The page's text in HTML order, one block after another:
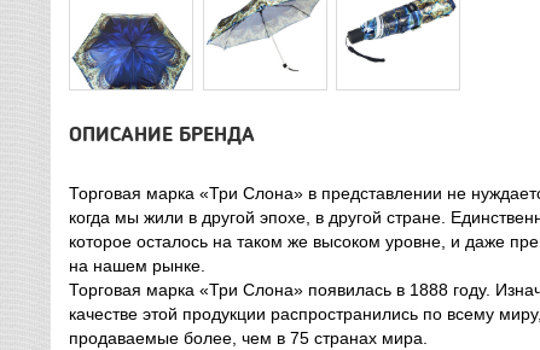
ОПИСАНИЕ БРЕНДА
Торговая марка «Три Слона» в представлении не
когда мы жили в другой эпохе, в другой стране.
которое осталось на таком же высоком уровне, и даже
на нашем рынке.
Торговая марка «Три Слона» появилась в 1888 году.
качестве этой продукции распространились по всему
продаваемые более, чем в 75 странах мира.